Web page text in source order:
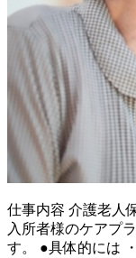
仕事内容 介護老人
入所者様のケアプ
す。 ●具体的には